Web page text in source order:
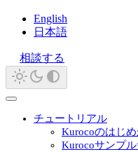
English
日本語
相談する
チュートリアル
Kurocoのはじめ
Kurocoサンプ